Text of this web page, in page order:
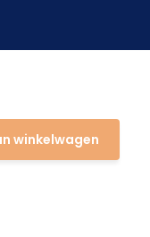
winkelwagen